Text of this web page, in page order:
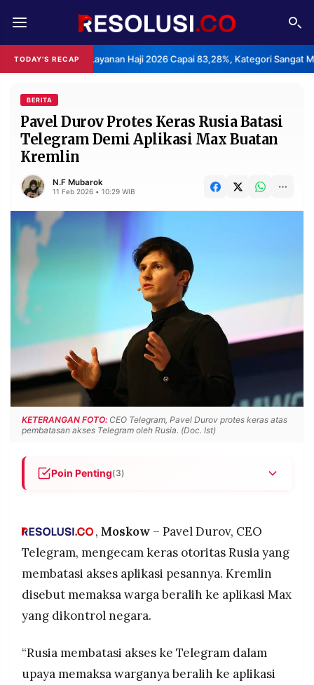
TODAY'S RECAP
Layanan Haji 2026 Capai 83,28%, Kategori Sangat Memuaskan.
REDAKSI TENTANG
RESOLUSI IKLAN
RUBRIKASI
EDITORIAL
FINANSIA PERSONA
DAERAH NASIONAL
MANCA
PRIVACY
POLICY WARGA
INFORMASI KIRIM
TULISAN
PENGADUAN TERM
SERVICE
IKUTI
KAMI
PT.
RESOLUSI
BERITA
Pavel Durov Protes Keras Rusia Batasi
Telegram Demi Aplikasi Max Buatan
Kremlin
N.F Mubarok
11 Feb 2026 • 10:29 WIB
KETERANGAN FOTO: CEO Telegram, Pavel Durov protes keras atas
pembatasan akses Telegram oleh Rusia. (Doc. Ist)
Poin Penting(3)
memaksa warga beralih ke aplikasi Max yang
sensor politik
Durov bandingkan strategi Kremlin dengan Iran,
sebagian besar warga Iran tetap pakai Telegram
meski ada upaya pemblokiran pemerintah
kebebasan berekspresi dan privasi pengguna,
menolak menyerah pada tekanan politik dari
otoritas Rusia
, Moskow– Pavel Durov, CEO
Telegram, mengecam keras otoritas Rusia yang
membatasi akses aplikasi pesannya. Kremlin
disebut memaksa warga beralih ke aplikasi Max
yang dikontrol negara.
“Rusia membatasi akses ke Telegram dalam
upaya memaksa warganya beralih ke aplikasi